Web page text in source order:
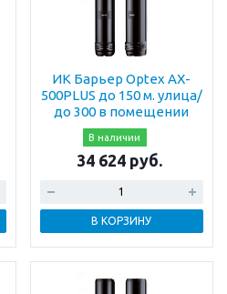
ИК Барьер Optex AX-
500PLUS до 150 м. улица/
до 300 в помещении
В наличии
34 624 руб.
В КОРЗИНУ